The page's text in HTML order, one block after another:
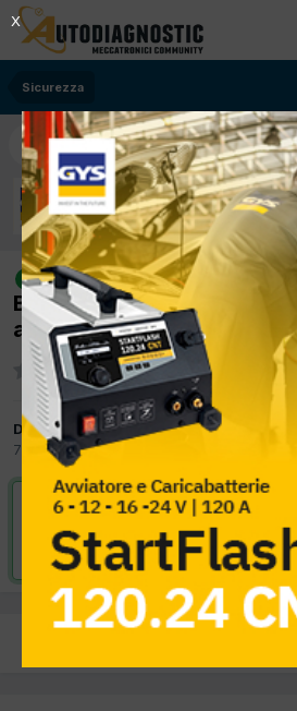
Sicurezza
risolto
[slk 200 02/2006
Benzina] Problema
airbag
Da Audi SP
7 Marzo 2012in
VAI ALLA
Risolta da Audi SP,11
X